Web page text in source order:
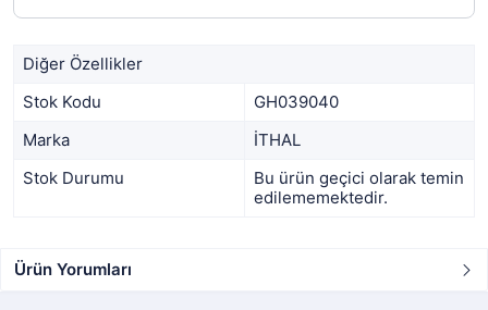
Diğer Özellikler
Stok Kodu
GH039040
Marka
İTHAL
Stok Durumu
Bu ürün geçici olarak temin
edilememektedir.
Ürün Yorumları